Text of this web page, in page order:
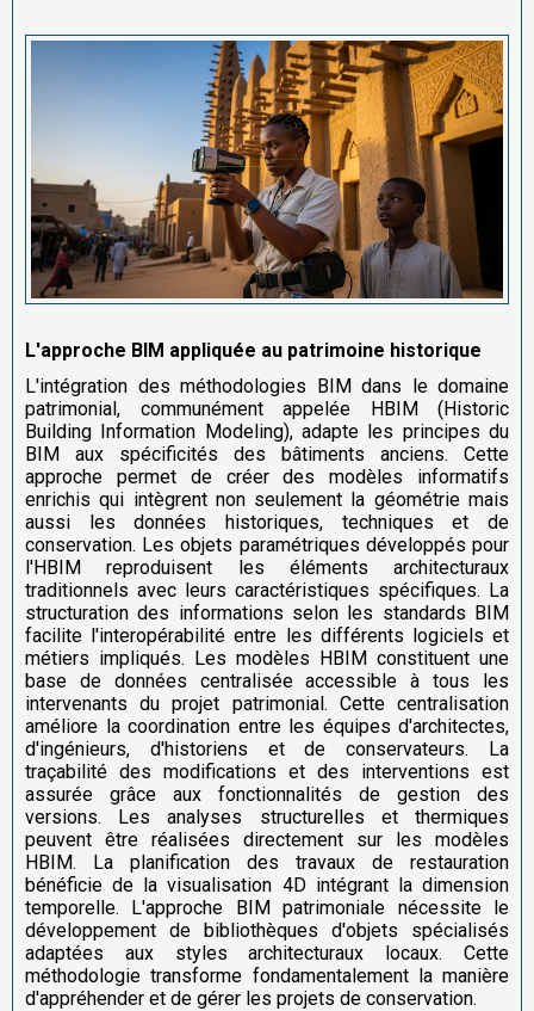
L'approche BIM appliquée au patrimoine historique
L'intégration des méthodologies BIM dans le domaine
patrimonial, communément appelée HBIM (Historic
Building Information Modeling), adapte les principes du
BIM aux spécificités des bâtiments anciens. Cette
approche permet de créer des modèles informatifs
enrichis qui intègrent non seulement la géométrie mais
aussi les données historiques, techniques et de
conservation. Les objets paramétriques développés pour
l'HBIM reproduisent les éléments architecturaux
traditionnels avec leurs caractéristiques spécifiques. La
structuration des informations selon les standards BIM
facilite l'interopérabilité entre les différents logiciels et
métiers impliqués. Les modèles HBIM constituent une
base de données centralisée accessible à tous les
intervenants du projet patrimonial. Cette centralisation
améliore la coordination entre les équipes d'architectes,
d'ingénieurs, d'historiens et de conservateurs. La
traçabilité des modifications et des interventions est
assurée grâce aux fonctionnalités de gestion des
versions. Les analyses structurelles et thermiques
peuvent être réalisées directement sur les modèles
HBIM. La planification des travaux de restauration
bénéficie de la visualisation 4D intégrant la dimension
temporelle. L'approche BIM patrimoniale nécessite le
développement de bibliothèques d'objets spécialisés
adaptées aux styles architecturaux locaux. Cette
méthodologie transforme fondamentalement la manière
d'appréhender et de gérer les projets de conservation.